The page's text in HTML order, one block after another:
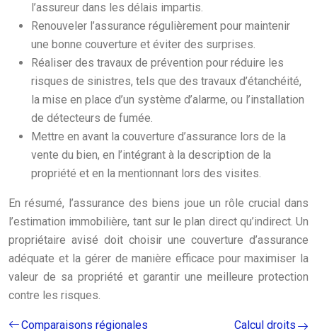
l’assureur dans les délais impartis.
Renouveler l’assurance régulièrement pour maintenir
une bonne couverture et éviter des surprises.
Réaliser des travaux de prévention pour réduire les
risques de sinistres, tels que des travaux d’étanchéité,
la mise en place d’un système d’alarme, ou l’installation
de détecteurs de fumée.
Mettre en avant la couverture d’assurance lors de la
vente du bien, en l’intégrant à la description de la
propriété et en la mentionnant lors des visites.
En résumé, l’assurance des biens joue un rôle crucial dans
l’estimation immobilière, tant sur le plan direct qu’indirect. Un
propriétaire avisé doit choisir une couverture d’assurance
adéquate et la gérer de manière efficace pour maximiser la
valeur de sa propriété et garantir une meilleure protection
contre les risques.
Comparaisons régionales
Calcul droits